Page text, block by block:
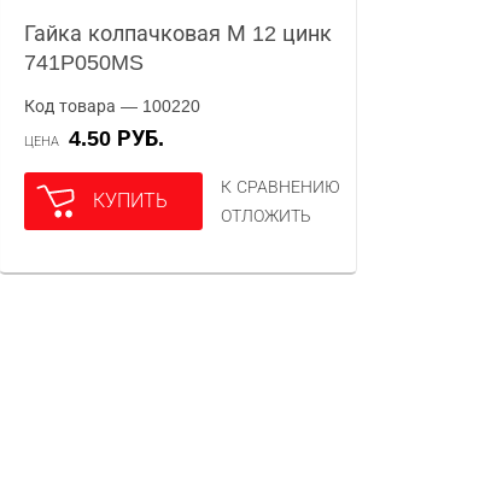
Гайка колпачковая М 12 цинк
741P050MS
Код товара — 100220
ЦЕНА 4.50 РУБ.
КУПИТЬ
К СРАВНЕНИЮ
ОТЛОЖИТЬ